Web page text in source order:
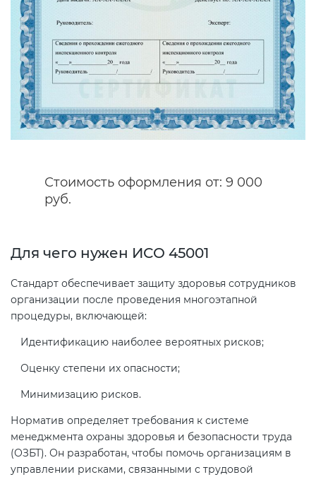
Стоимость оформления от: 9 000
руб.
Для чего нужен ИСО 45001
Стандарт обеспечивает защиту здоровья сотрудников
организации после проведения многоэтапной
процедуры, включающей:
Идентификацию наиболее вероятных рисков;
Оценку степени их опасности;
Минимизацию рисков.
Норматив определяет требования к системе
менеджмента охраны здоровья и безопасности труда
(ОЗБТ). Он разработан, чтобы помочь организациям в
управлении рисками, связанными с трудовой
Сертификация спортивных
товаров
Сертификация электротехники
Сертификация ресурсов
Остальное
Декларация ТР ТС
Декларирование косметики (ТР
ТС 009)
Декларирование оборудования
Декларирование пищевой
Декларирование алкогольной
Декларирование
совместимости (ТР ТС 020)
Сертификация детских товаров
Сертификация товаров легкой
промышленности (ТР ТС 017)